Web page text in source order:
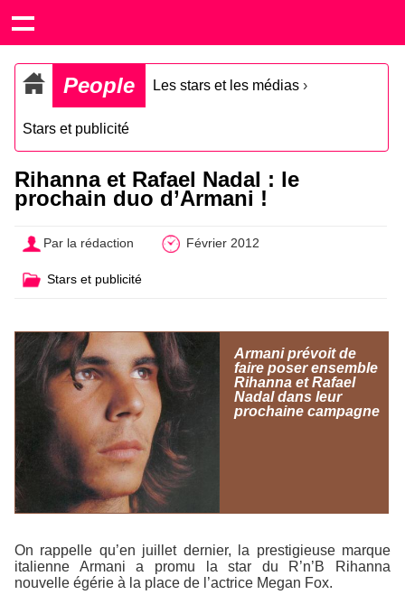
People Les stars et les médias ›
Stars et publicité
Rihanna et Rafael Nadal : le
prochain duo d’Armani !
Par la rédaction Février 2012
Stars et publicité
Armani prévoit de
faire poser ensemble
Rihanna et Rafael
Nadal dans leur
prochaine campagne
On rappelle qu’en juillet dernier, la prestigieuse marque
italienne Armani a promu la star du R’n’B Rihanna
nouvelle égérie à la place de l’actrice Megan Fox.